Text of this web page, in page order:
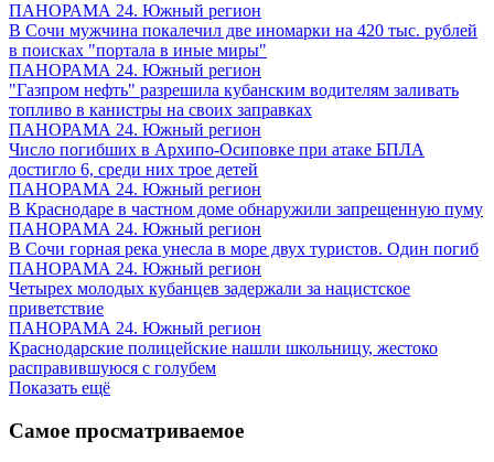
ПАНОРАМА 24. Южный регион
В Сочи мужчина покалечил две иномарки на 420 тыс. рублей
в поисках "портала в иные миры"
ПАНОРАМА 24. Южный регион
"Газпром нефть" разрешила кубанским водителям заливать
топливо в канистры на своих заправках
ПАНОРАМА 24. Южный регион
Число погибших в Архипо-Осиповке при атаке БПЛА
достигло 6, среди них трое детей
ПАНОРАМА 24. Южный регион
В Краснодаре в частном доме обнаружили запрещенную пуму
ПАНОРАМА 24. Южный регион
В Сочи горная река унесла в море двух туристов. Один погиб
ПАНОРАМА 24. Южный регион
Четырех молодых кубанцев задержали за нацистское
приветствие
ПАНОРАМА 24. Южный регион
Краснодарские полицейские нашли школьницу, жестоко
расправившуюся с голубем
Показать ещё
Самое просматриваемое